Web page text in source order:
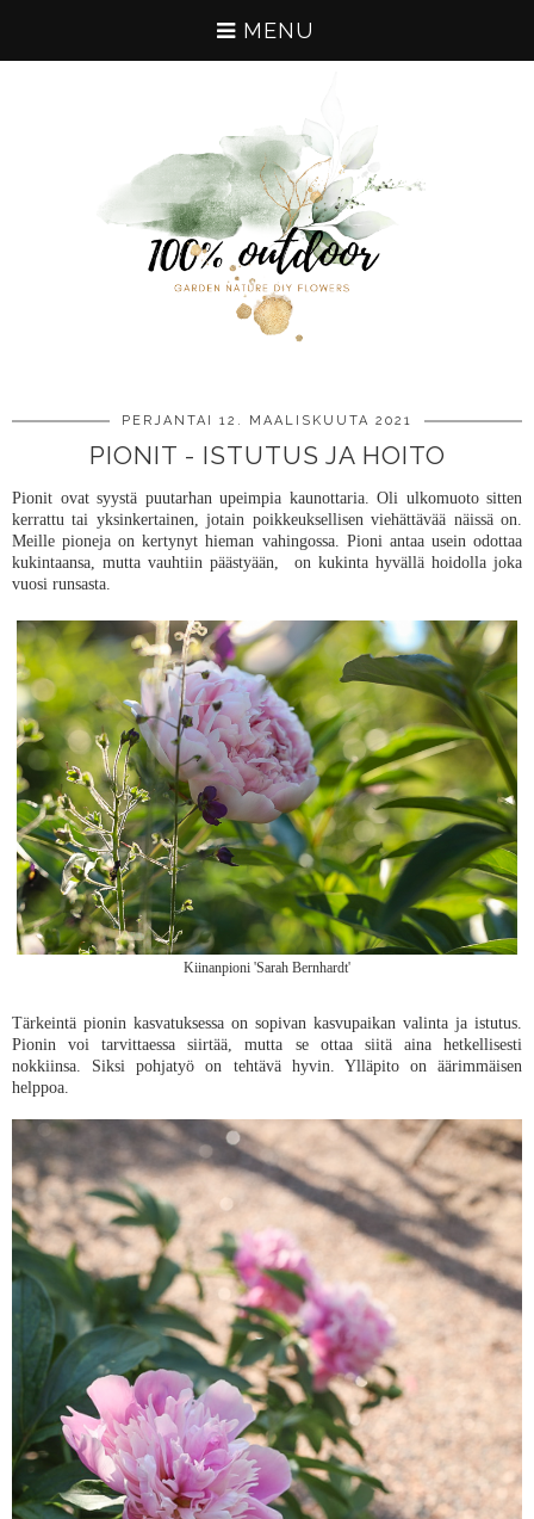
MENU
PERJANTAI 12. MAALISKUUTA 2021
PIONIT - ISTUTUS JA HOITO
Pionit ovat syystä puutarhan upeimpia kaunottaria. Oli ulkomuoto sitten
kerrattu tai yksinkertainen, jotain poikkeuksellisen viehättävää näissä on.
Meille pioneja on kertynyt hieman vahingossa. Pioni antaa usein odottaa
kukintaansa, mutta vauhtiin päästyään, on kukinta hyvällä hoidolla joka
vuosi runsasta.
Kiinanpioni 'Sarah Bernhardt'
Tärkeintä pionin kasvatuksessa on sopivan kasvupaikan valinta ja istutus.
Pionin voi tarvittaessa siirtää, mutta se ottaa siitä aina hetkellisesti
nokkiinsa. Siksi pohjatyö on tehtävä hyvin. Ylläpito on äärimmäisen
helppoa.